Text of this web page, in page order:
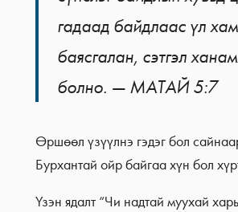
гадаад байдлаас үл
баясгалан, сэтгэл
болно. — МАТАЙ 5:7
Өршөөл үзүүлнэ гэдэг бол
Бурхантай ойр байгаа хүн бол
Үзэн ядалт “Чи надтай муухай